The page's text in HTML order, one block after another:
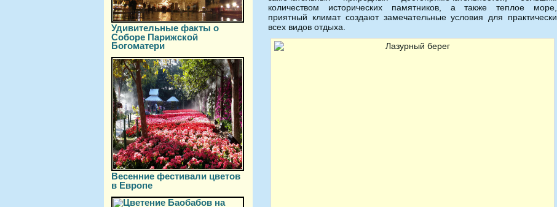
Удивительные факты о
Соборе Парижской
Богоматери
Весенние фестивали цветов
в Европе
количеством исторических памятников, а также теплое море,
приятный климат создают замечательные условия для практически
всех видов отдыха.